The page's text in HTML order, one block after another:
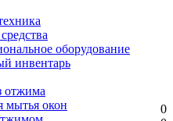
оборудование
инвентарь
отжима
мытья окон
0